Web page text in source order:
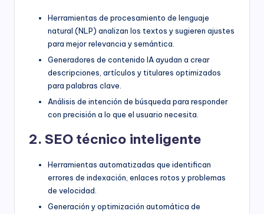
Herramientas de procesamiento de lenguaje
natural (NLP) analizan los textos y sugieren ajustes
para mejor relevancia y semántica.
Generadores de contenido IA ayudan a crear
descripciones, artículos y titulares optimizados
para palabras clave.
Análisis de intención de búsqueda para responder
con precisión a lo que el usuario necesita.
2. SEO técnico inteligente
Herramientas automatizadas que identifican
errores de indexación, enlaces rotos y problemas
de velocidad.
Generación y optimización automática de